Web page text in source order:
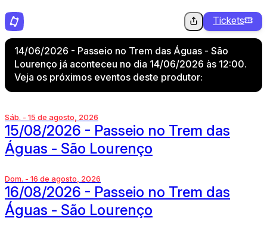
Tickets
14/06/2026 - Passeio no Trem das Águas - São
Lourenço já aconteceu no dia 14/06/2026 às 12:00.
Veja os próximos eventos deste produtor:
Sáb. - 15 de agosto, 2026
15/08/2026 - Passeio no Trem das
Águas - São Lourenço
Dom. - 16 de agosto, 2026
16/08/2026 - Passeio no Trem das
Águas - São Lourenço